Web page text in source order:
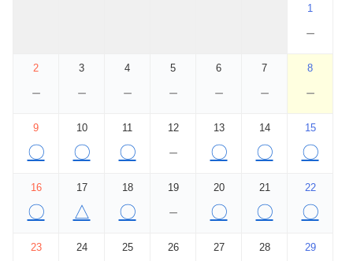
1
－
2
－
3
－
4
－
5
－
6
－
7
－
8
－
9
〇
10
〇
11
〇
12
－
13
〇
14
〇
15
〇
16
〇
17
△
18
〇
19
－
20
〇
21
〇
22
〇
23 24 25 26 27 28 29